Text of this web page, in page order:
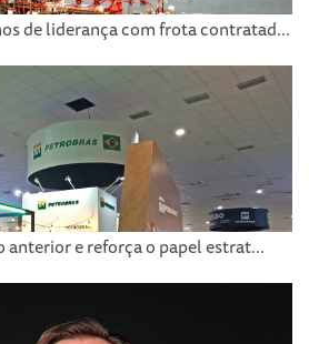
de liderança com frota contratad...
anterior e reforça o papel estrat...